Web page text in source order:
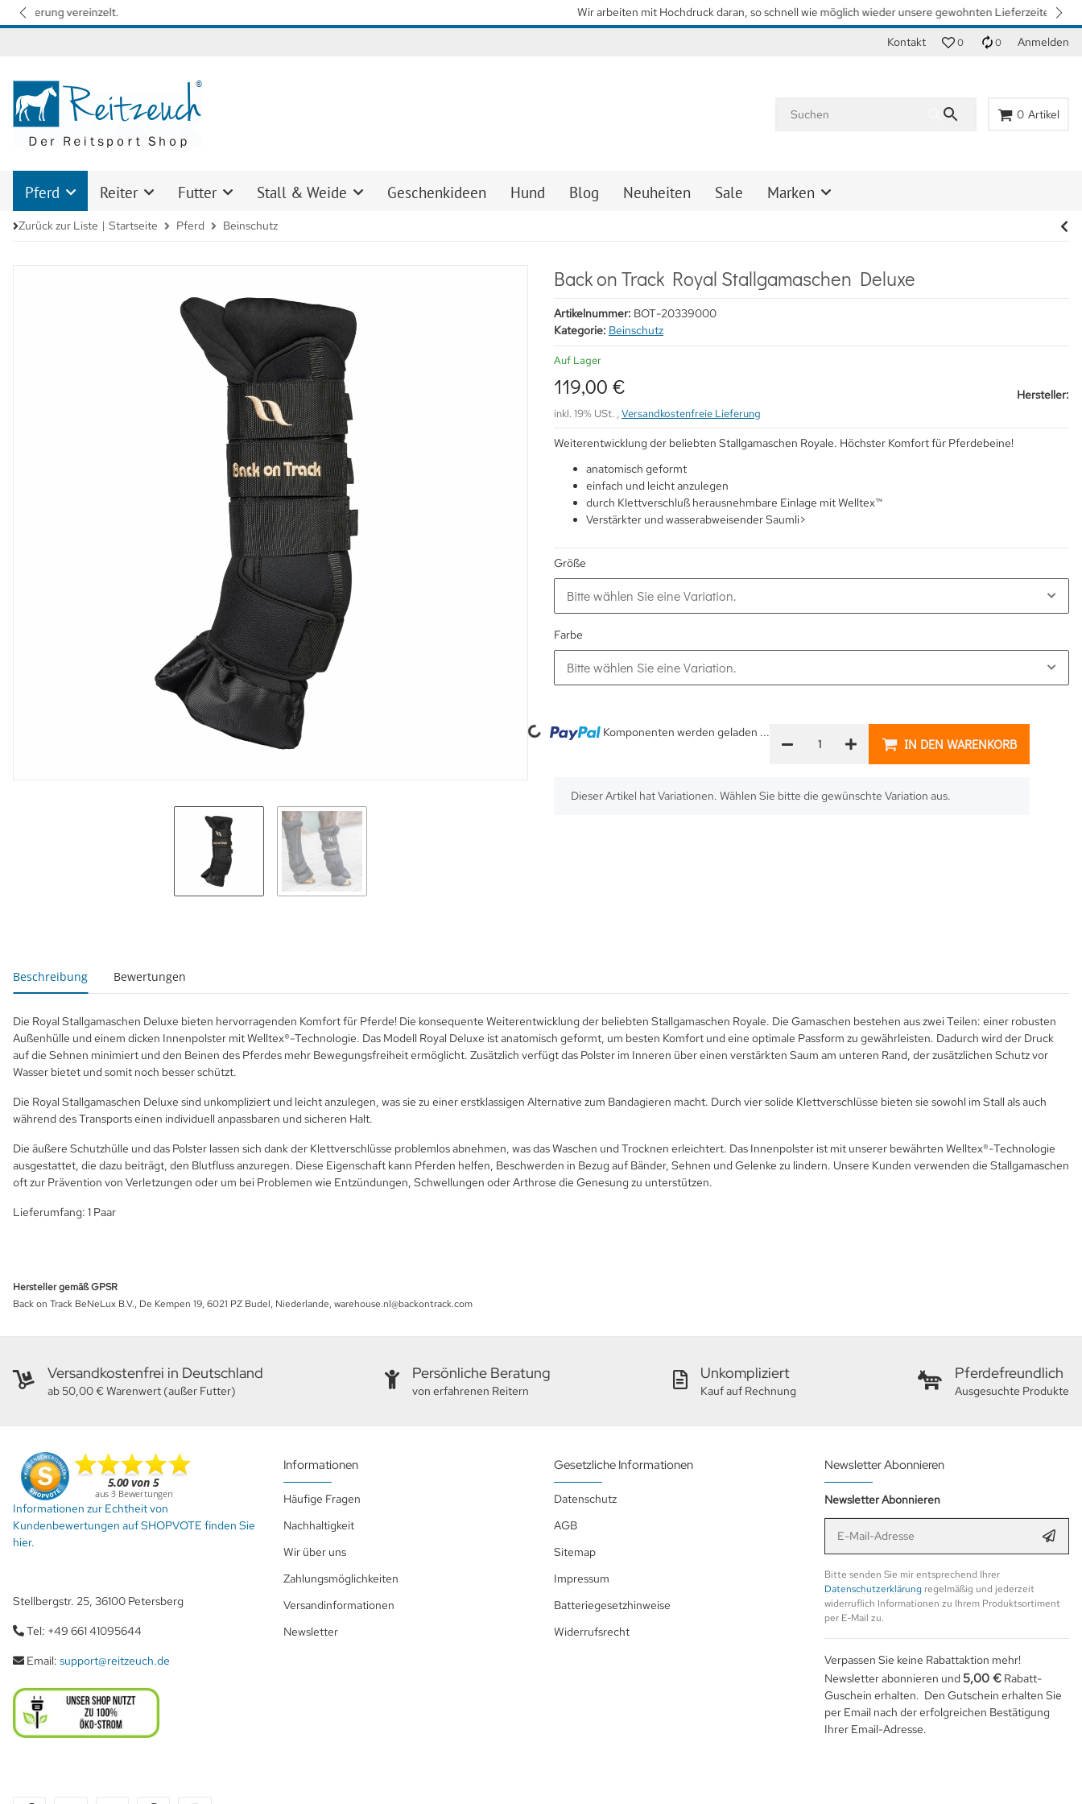
Wir arbeiten mit Hochdruck daran, so schnell wie möglich wieder unsere gewohnten Lieferzeiten zu erreichen. Vielen Dank für Ihr Verständnis.
Kontakt 0 0 Anmelden
0 Artikel
Pferd Reiter Futter Stall & Weide Geschenkideen Hund Blog Neuheiten Sale Marken
Zurück zur Liste Startseite Pferd Beinschutz
Back on Track Royal Stallgamaschen Deluxe
Artikelnummer: BOT-20339000
Kategorie: Beinschutz
Auf Lager
119,00 €
inkl. 19% USt. ,Versandkostenfreie Lieferung
Hersteller:
Weiterentwicklung der beliebten Stallgamaschen Royale. Höchster Komfort für Pferdebeine!
anatomisch geformt
einfach und leicht anzulegen
durch Klettverschluß herausnehmbare Einlage mit Welltex™
Verstärkter und wasserabweisender Saumli>
Größe
Bitte wählen Sie eine Variation.
Farbe
Bitte wählen Sie eine Variation.
IN DEN WARENKORB
Loading... Komponenten werden geladen ...
x
Dieser Artikel hat Variationen. Wählen Sie bitte die gewünschte Variation aus.
Beschreibung Bewertungen
Die Royal Stallgamaschen Deluxe bieten hervorragenden Komfort für Pferde! Die konsequente Weiterentwicklung der beliebten Stallgamaschen Royale. Die Gamaschen bestehen aus zwei Teilen: einer robusten
Außenhülle und einem dicken Innenpolster mit Welltex®-Technologie. Das Modell Royal Deluxe ist anatomisch geformt, um besten Komfort und eine optimale Passform zu gewährleisten. Dadurch wird der Druck
auf die Sehnen minimiert und den Beinen des Pferdes mehr Bewegungsfreiheit ermöglicht. Zusätzlich verfügt das Polster im Inneren über einen verstärkten Saum am unteren Rand, der zusätzlichen Schutz vor
Wasser bietet und somit noch besser schützt.
Die Royal Stallgamaschen Deluxe sind unkompliziert und leicht anzulegen, was sie zu einer erstklassigen Alternative zum Bandagieren macht. Durch vier solide Klettverschlüsse bieten sie sowohl im Stall als auch
während des Transports einen individuell anpassbaren und sicheren Halt.
Die äußere Schutzhülle und das Polster lassen sich dank der Klettverschlüsse problemlos abnehmen, was das Waschen und Trocknen erleichtert. Das Innenpolster ist mit unserer bewährten Welltex®-Technologie
ausgestattet, die dazu beiträgt, den Blutfluss anzuregen. Diese Eigenschaft kann Pferden helfen, Beschwerden in Bezug auf Bänder, Sehnen und Gelenke zu lindern. Unsere Kunden verwenden die Stallgamaschen
oft zur Prävention von Verletzungen oder um bei Problemen wie Entzündungen, Schwellungen oder Arthrose die Genesung zu unterstützen.
Lieferumfang: 1 Paar
Hersteller gemäß GPSR
Back on Track BeNeLux B.V., De Kempen 19, 6021 PZ Budel, Niederlande, warehouse.nl@backontrack.com
Versandkostenfrei in Deutschland
ab 50,00 € Warenwert (außer Futter)
Persönliche Beratung
von erfahrenen Reitern
Unkompliziert
Kauf auf Rechnung
Pferdefreundlich
Ausgesuchte Produkte
Informationen zur Echtheit von
Kundenbewertungen auf SHOPVOTE finden Sie
hier.
Stellbergstr. 25, 36100 Petersberg
Tel: +49 661 41095644
Email: support@reitzeuch.de
Informationen
Häufige Fragen
Nachhaltigkeit
Wir über uns
Zahlungsmöglichkeiten
Versandinformationen
Newsletter
Gesetzliche Informationen
Datenschutz
AGB
Sitemap
Impressum
Batteriegesetzhinweise
Widerrufsrecht
Newsletter Abonnieren
Newsletter Abonnieren
Bitte senden Sie mir entsprechend Ihrer
Datenschutzerklärung regelmäßig und jederzeit
widerruflich Informationen zu Ihrem Produktsortiment
per E-Mail zu.
Verpassen Sie keine Rabattaktion mehr!
Newsletter abonnieren und 5,00 € Rabatt-
Guschein erhalten. Den Gutschein erhalten Sie
per Email nach der erfolgreichen Bestätigung
Ihrer Email-Adresse.